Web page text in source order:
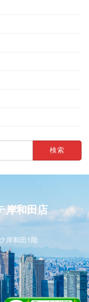
岸和田店
岸和田1階